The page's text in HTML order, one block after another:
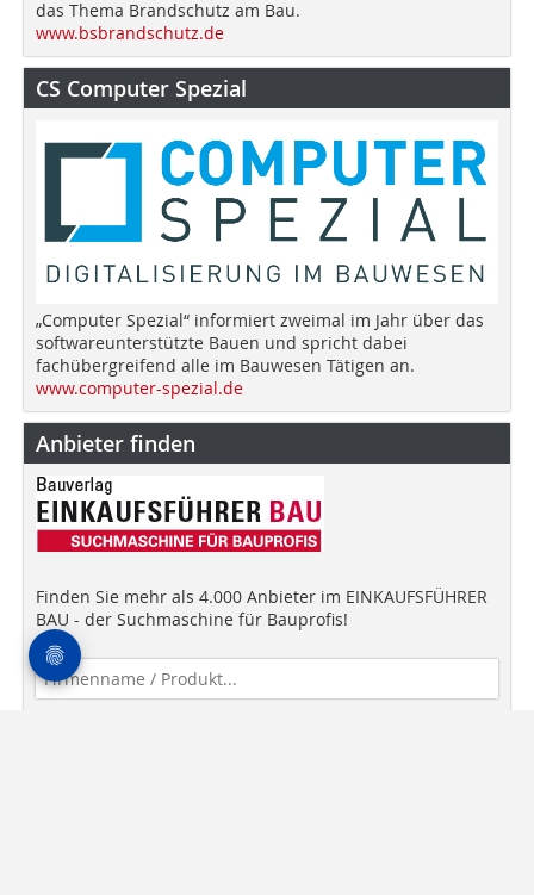
das Thema Brandschutz am Bau.
www.bsbrandschutz.de
CS Computer Spezial
„Computer Spezial“ informiert zweimal im Jahr über das
softwareunterstützte Bauen und spricht dabei
fachübergreifend alle im Bauwesen Tätigen an.
www.computer-spezial.de
Anbieter finden
Finden Sie mehr als 4.000 Anbieter im EINKAUFSFÜHRER
BAU - der Suchmaschine für Bauprofis!